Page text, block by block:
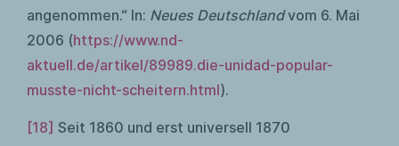
angenommen.“ In: Neues Deutschlandvom 6. Mai
2006 (https://www.nd-
aktuell.de/artikel/89989.die-unidad-popular-
musste-nicht-scheitern.html).
[18] Seit 1860 und erst universell 1870